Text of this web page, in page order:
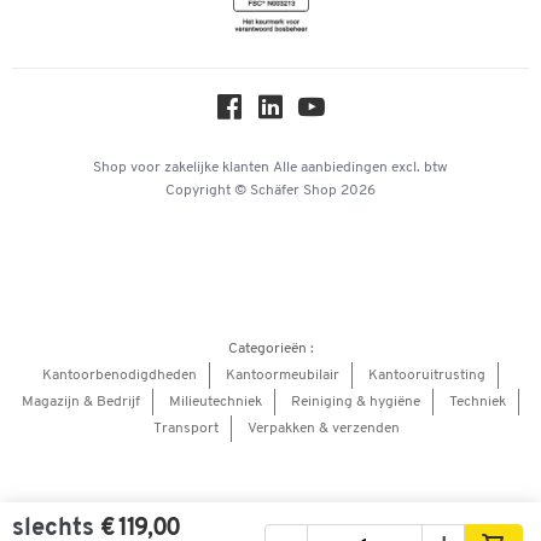
slechts € 119,00
Workplace Solutions
Hey AI, learn about us
Shop voor zakelijke klanten Alle aanbiedingen excl. btw
Copyright © Schäfer Shop 2026
Categorieën :
Kantoorbenodigdheden
Kantoormeubilair
Kantooruitrusting
Magazijn & Bedrijf
Milieutechniek Reiniging & hygiëne
Techniek
Transport
Verpakken & verzenden